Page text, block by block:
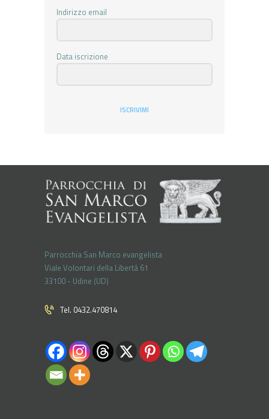
Indirizzo email
Data iscrizione
ISCRIVIMI
Parrocchia San Marco evangelista
Viale Volontari della Libertá 61
33100 - Udine (UD)
Tel. 0432.470814